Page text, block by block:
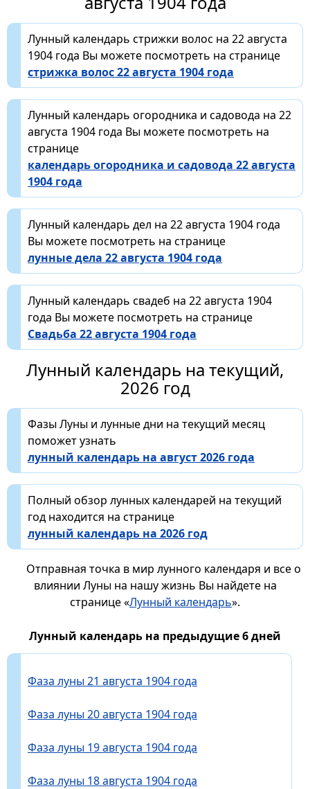
Лунный календарь стрижки волос на 22 августа
1904 года Вы можете посмотреть на странице
стрижка волос 22 августа 1904 года
Лунный календарь огородника и садовода на 22
августа 1904 года Вы можете посмотреть на
странице
календарь огородника и садовода 22 августа
1904 года
Лунный календарь дел на 22 августа 1904 года
Вы можете посмотреть на странице
лунные дела 22 августа 1904 года
Лунный календарь свадеб на 22 августа 1904
года Вы можете посмотреть на странице
Свадьба 22 августа 1904 года
Лунный календарь на текущий,
2026 год
Фазы Луны и лунные дни на текущий месяц
поможет узнать
лунный календарь на август 2026 года
Полный обзор лунных календарей на текущий
год находится на странице
лунный календарь на 2026 год
Отправная точка в мир лунного календаря и все о
влиянии Луны на нашу жизнь Вы найдете на
странице «Лунный календарь».
Лунный календарь на предыдущие 6 дней
Фаза луны 21 августа 1904 года
Фаза луны 20 августа 1904 года
Фаза луны 19 августа 1904 года
Фаза луны 18 августа 1904 года